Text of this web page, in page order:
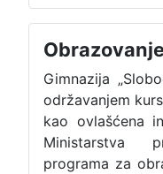
Gimnazija
održavanjem
kao ovlašćena
Ministarstva
programa za